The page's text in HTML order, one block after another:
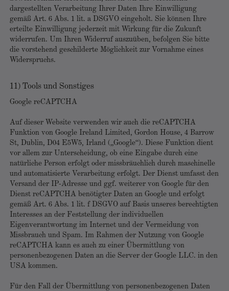
dargestellten Verarbeitung Ihrer Daten Ihre Einwilligung
gemäß Art. 6 Abs. 1 lit. a DSGVO eingeholt. Sie können Ihre
erteilte Einwilligung jederzeit mit Wirkung für die Zukunft
widerrufen. Um Ihren Widerruf auszuüben, befolgen Sie bitte
die vorstehend geschilderte Möglichkeit zur Vornahme eines
Widerspruchs.
11) Tools und Sonstiges
Google reCAPTCHA
Auf dieser Website verwenden wir auch die reCAPTCHA
Funktion von Google Ireland Limited, Gordon House, 4 Barrow
St, Dublin, D04 E5W5, Irland („Google“). Diese Funktion dient
vor allem zur Unterscheidung, ob eine Eingabe durch eine
natürliche Person erfolgt oder missbräuchlich durch maschinelle
und automatisierte Verarbeitung erfolgt. Der Dienst umfasst den
Versand der IP-Adresse und ggf. weiterer von Google für den
Dienst reCAPTCHA benötigter Daten an Google und erfolgt
gemäß Art. 6 Abs. 1 lit. f DSGVO auf Basis unseres berechtigten
Interesses an der Feststellung der individuellen
Eigenverantwortung im Internet und der Vermeidung von
Missbrauch und Spam. Im Rahmen der Nutzung von Google
reCAPTCHA kann es auch zu einer Übermittlung von
personenbezogenen Daten an die Server der Google LLC. in den
USA kommen.
Für den Fall der Übermittlung von personenbezogenen Daten